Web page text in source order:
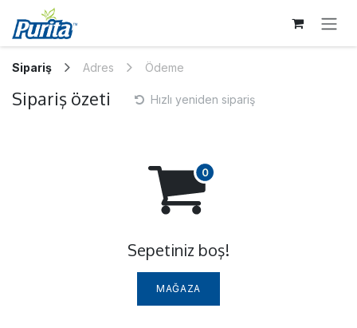
İÇEREĞI ATLA
Sipariş Adres Ödeme
Sipariş özeti Hızlı yeniden sipariş
Sepetiniz boş!
MAĞAZA